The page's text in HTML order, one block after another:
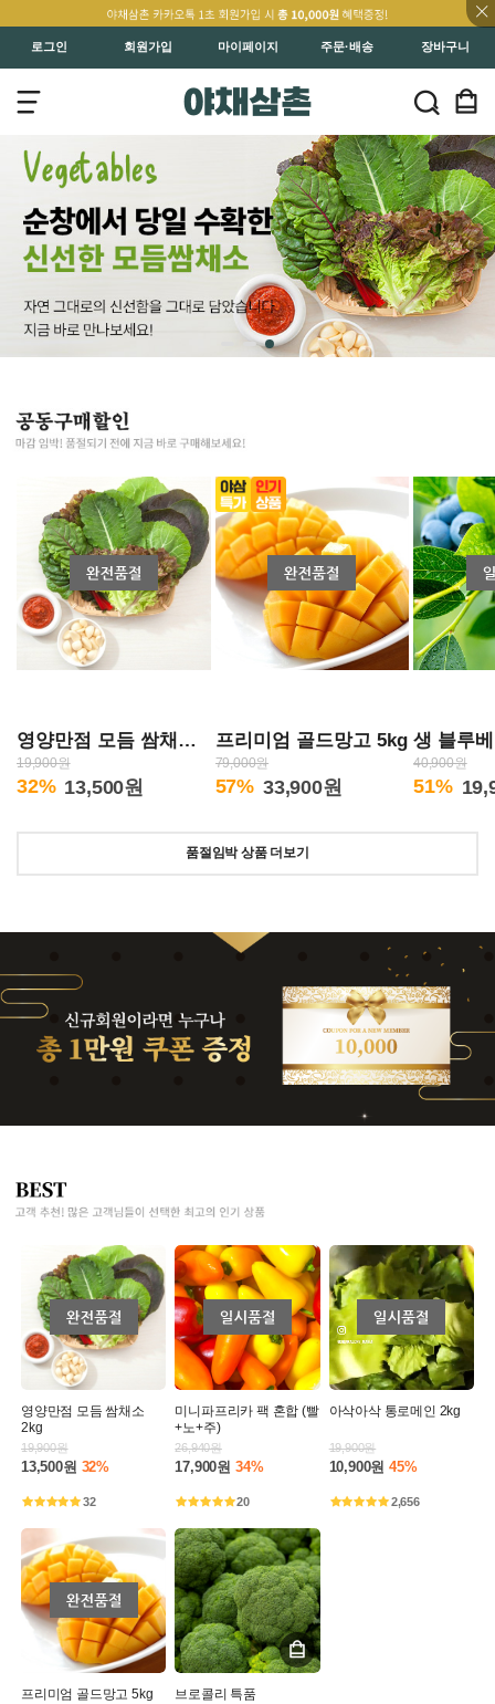
로그인 회원가입 마이페이지 주문·배송 장바구니
영양만점 모듬 쌈채소
2kg
19,900원
32% 13,500원
프리미엄 골드망고 5kg
79,000원
57% 33,900원
생 블루
40,900원
51%
품절임박 상품 더보기
영양만점 모듬 쌈채소
2kg
19,900원
13,500원 32%
32
미니파프리카 팩 혼합 (빨
+노+주)
26,940원
17,900원 34%
20
아삭아삭 통로메인 2kg
19,900원
10,900원 45%
2,656
프리미엄 골드망고 5kg 브로콜리 특품